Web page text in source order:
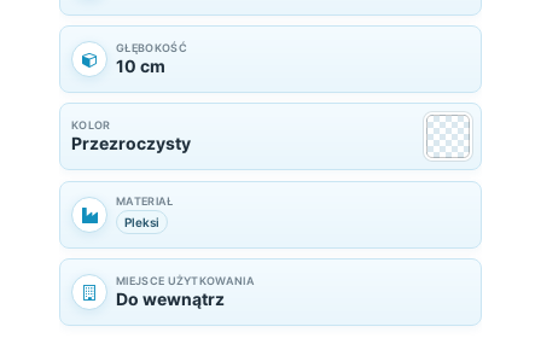
GŁĘBOKOŚĆ
10 cm
KOLOR
Przezroczysty
MATERIAŁ
Pleksi
MIEJSCE UŻYTKOWANIA
Do wewnątrz